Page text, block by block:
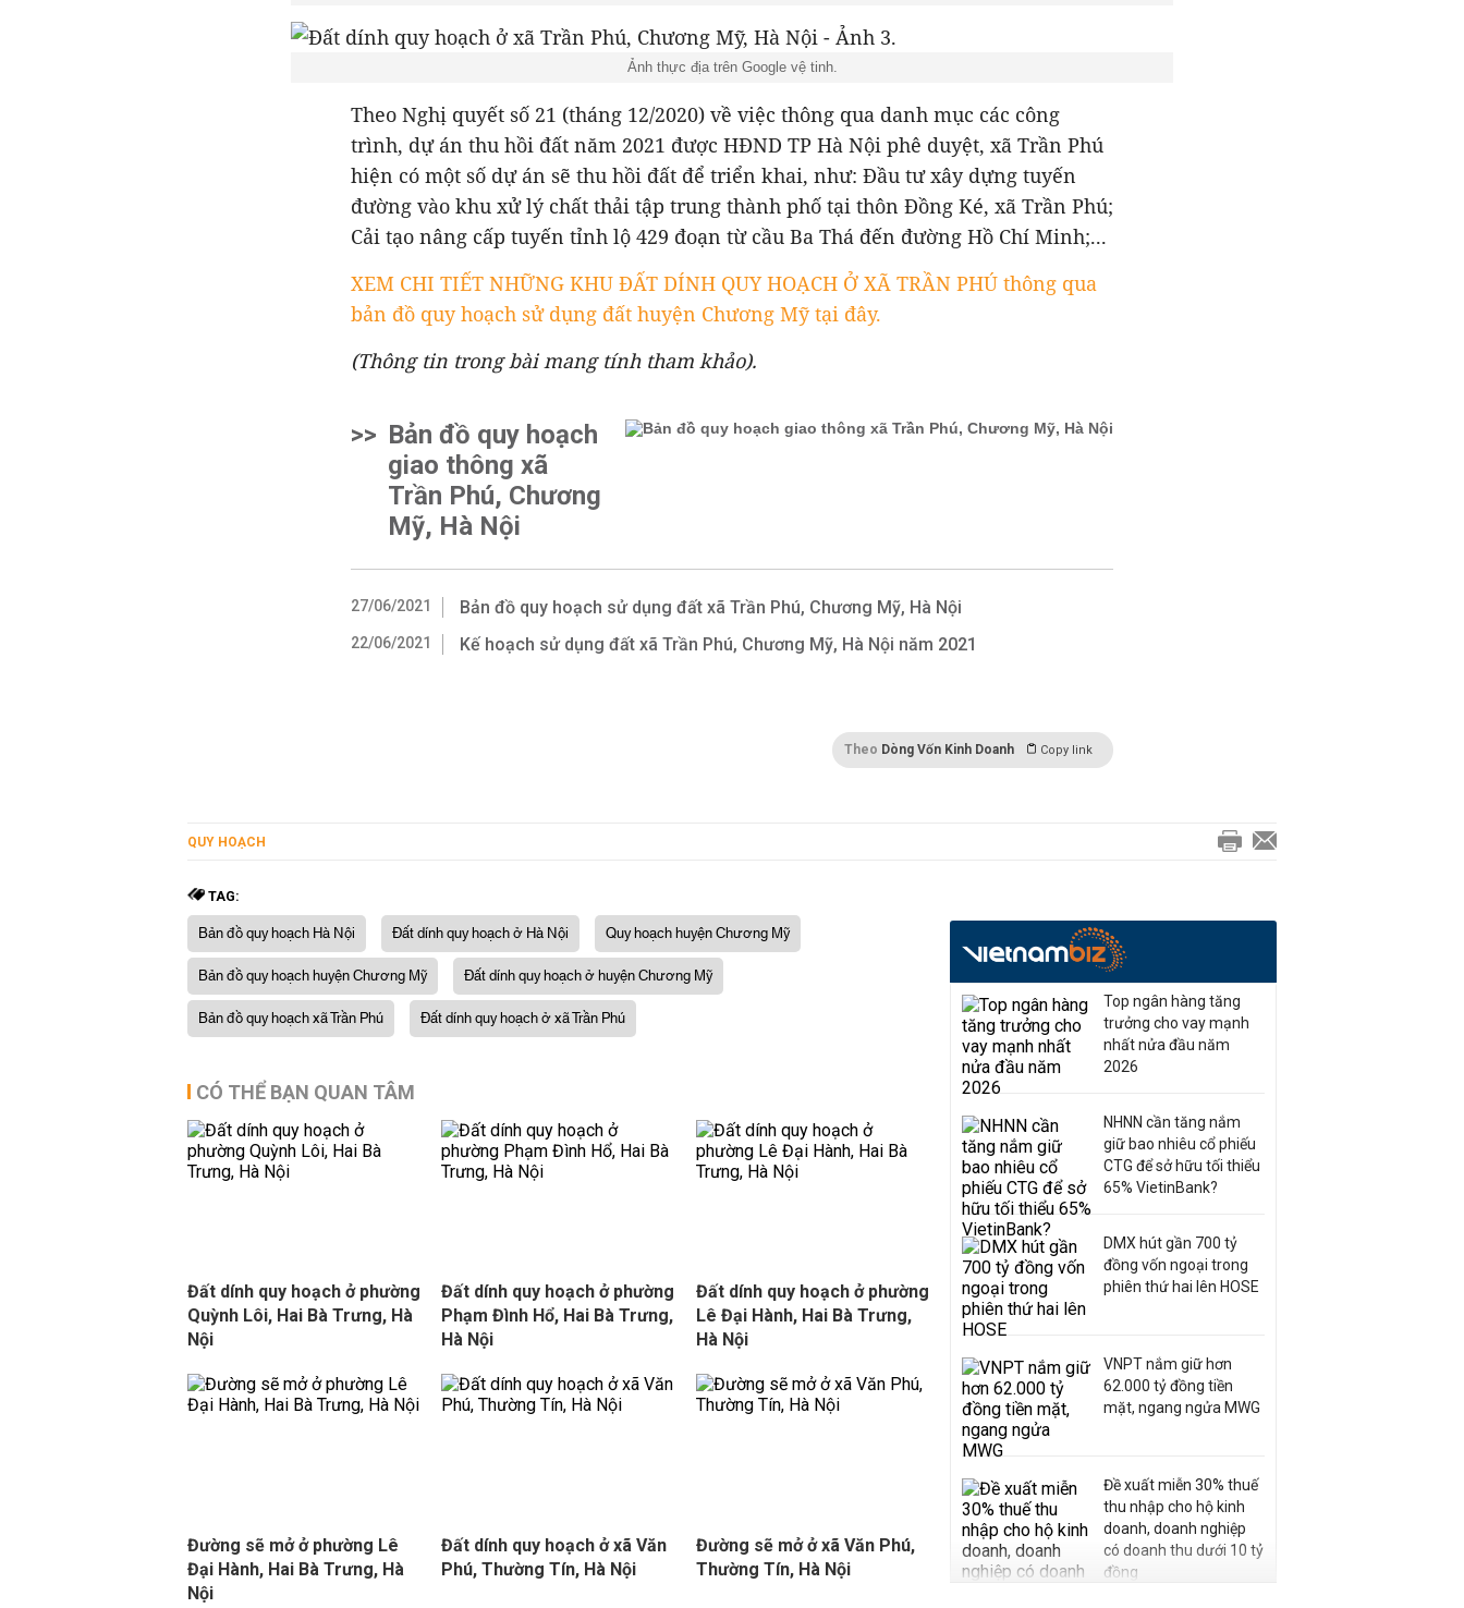
Ảnh thực địa trên Google vệ tinh.
Theo Nghị quyết số 21 (tháng 12/2020) về việc thông qua danh mục các công
trình, dự án thu hồi đất năm 2021 được HĐND TP Hà Nội phê duyệt, xã Trần Phú
hiện có một số dự án sẽ thu hồi đất để triển khai, như: Đầu tư xây dựng tuyến
đường vào khu xử lý chất thải tập trung thành phố tại thôn Đồng Ké, xã Trần Phú;
Cải tạo nâng cấp tuyến tỉnh lộ 429 đoạn từ cầu Ba Thá đến đường Hồ Chí Minh;...
XEM CHI TIẾT NHỮNG KHU ĐẤT DÍNH QUY HOẠCH Ở XÃ TRẦN PHÚ thông qua
bản đồ quy hoạch sử dụng đất huyện Chương Mỹ tại đây.
(Thông tin trong bài mang tính tham khảo).
>> Bản đồ quy hoạch
giao thông xã
Trần Phú, Chương
Mỹ, Hà Nội
27/06/2021 Bản đồ quy hoạch sử dụng đất xã Trần Phú, Chương Mỹ, Hà Nội
22/06/2021 Kế hoạch sử dụng đất xã Trần Phú, Chương Mỹ, Hà Nội năm 2021
Theo Dòng Vốn Kinh Doanh Copy link
QUY HOẠCH
TAG:
Bản đồ quy hoạch Hà Nội Đất dính quy hoạch ở Hà Nội
Quy hoạch huyện Chương Mỹ
Bản đồ quy hoạch huyện Chương Mỹ
Đất dính quy hoạch ở huyện Chương Mỹ
Bản đồ quy hoạch xã Trần Phú
Đất dính quy hoạch ở xã Trần Phú
CÓ THỂ BẠN QUAN TÂM
Đất dính quy hoạch ở phường
Quỳnh Lôi, Hai Bà Trưng, Hà
Nội
Đất dính quy hoạch ở phường
Phạm Đình Hổ, Hai Bà Trưng,
Hà Nội
Đất dính quy hoạch ở phường
Lê Đại Hành, Hai Bà Trưng,
Hà Nội
Đường sẽ mở ở phường Lê
Đại Hành, Hai Bà Trưng, Hà
Nội
Đất dính quy hoạch ở xã Văn
Phú, Thường Tín, Hà Nội
Đường sẽ mở ở xã Văn Phú,
Thường Tín, Hà Nội
Top ngân hàng tăng
trưởng cho vay mạnh
nhất nửa đầu năm
2026
NHNN cần tăng nắm
giữ bao nhiêu cổ phiếu
CTG để sở hữu tối thiểu
65% VietinBank?
DMX hút gần 700 tỷ
đồng vốn ngoại trong
phiên thứ hai lên HOSE
VNPT nắm giữ hơn
62.000 tỷ đồng tiền
mặt, ngang ngửa MWG
Đề xuất miễn 30% thuế
thu nhập cho hộ kinh
doanh, doanh nghiệp
có doanh thu dưới 10 tỷ
đồng